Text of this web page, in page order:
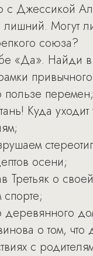
с Джессикой
лишний. Могут
союза?
«Да». Найди
пользе перемен;
Куда
осени;
Третьяк о
деревянного
о том, что
с